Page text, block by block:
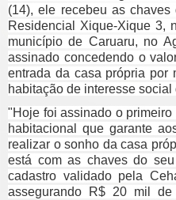
(14), ele recebeu as
Residencial Xique-Xique 3,
município de Caruaru, no
assinado concedendo o
entrada da casa própria por
habitação de interesse social
"Hoje foi assinado o
habitacional que garante
realizar o sonho da casa
está com as chaves do
cadastro validado pela
assegurando R$ 20 mil